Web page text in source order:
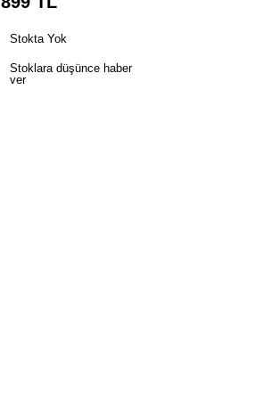
Stokta Yok
Stoklara düşünce haber
ver